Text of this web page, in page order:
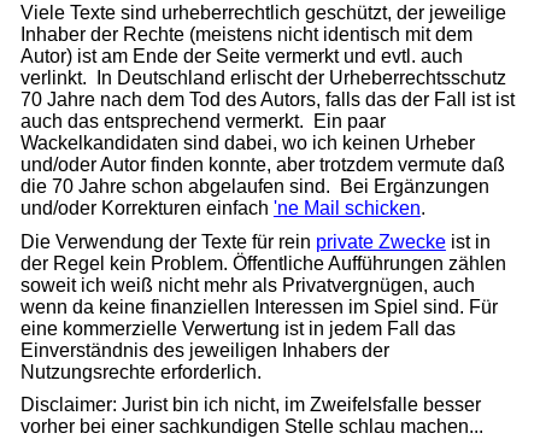
Viele Texte sind urheberrechtlich geschützt, der jeweilige
Inhaber der Rechte (meistens nicht identisch mit dem
Autor) ist am Ende der Seite vermerkt und evtl. auch
verlinkt. In Deutschland erlischt der Urheberrechtsschutz
70 Jahre nach dem Tod des Autors, falls das der Fall ist ist
auch das entsprechend vermerkt. Ein paar
Wackelkandidaten sind dabei, wo ich keinen Urheber
und/oder Autor finden konnte, aber trotzdem vermute daß
die 70 Jahre schon abgelaufen sind. Bei Ergänzungen
und/oder Korrekturen einfach 'ne Mail schicken.
Die Verwendung der Texte für rein private Zweckeist in
der Regel kein Problem. Öffentliche Aufführungen zählen
soweit ich weiß nicht mehr als Privatvergnügen, auch
wenn da keine finanziellen Interessen im Spiel sind. Für
eine kommerzielle Verwertung ist in jedem Fall das
Einverständnis des jeweiligen Inhabers der
Nutzungsrechte erforderlich.
Disclaimer: Jurist bin ich nicht, im Zweifelsfalle besser
vorher bei einer sachkundigen Stelle schlau machen...